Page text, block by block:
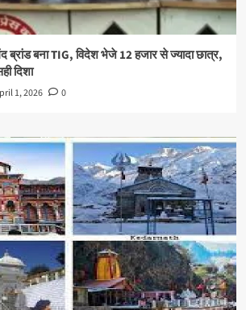
ब्रांड बना TIG, विदेश भेजे 12 हजार से ज्यादा छात्र,
दिशा
1, 2026 0